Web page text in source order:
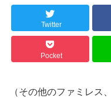
Twitter
Pocket
（その他のファミレス